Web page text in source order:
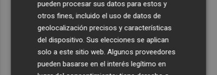
pueden procesar sus datos para estos y
otros fines, incluido el uso de datos de
geolocalización precisos y características
del dispositivo. Sus elecciones se aplican
solo a este sitio web. Algunos proveedores
pueden basarse en el interés legítimo en